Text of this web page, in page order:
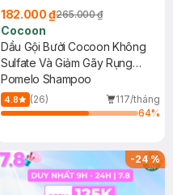
182.000 ₫265.000 ₫
Cocoon
Dầu Gội Bưởi Cocoon Không
Sulfate Và Giảm Gãy Rụng
310ml
Pomelo Shampoo
4.8 (26)
117/tháng
64%
-24%